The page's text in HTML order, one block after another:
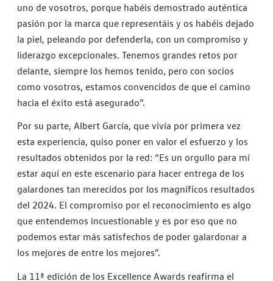
uno de vosotros, porque habéis demostrado auténtica
pasión por la marca que representáis y os habéis dejado
la piel, peleando por defenderla, con un compromiso y
liderazgo excepcionales. Tenemos grandes retos por
delante, siempre los hemos tenido, pero con socios
como vosotros, estamos convencidos de que el camino
hacia el éxito está asegurado”.
Por su parte, Albert García, que vivía por primera vez
esta experiencia, quiso poner en valor el esfuerzo y los
resultados obtenidos por la red: “Es un orgullo para mí
estar aquí en este escenario para hacer entrega de los
galardones tan merecidos por los magníficos resultados
del 2024. El compromiso por el reconocimiento es algo
que entendemos incuestionable y es por eso que no
podemos estar más satisfechos de poder galardonar a
los mejores de entre los mejores”.
La 11ª edición de los Excellence Awards reafirma el